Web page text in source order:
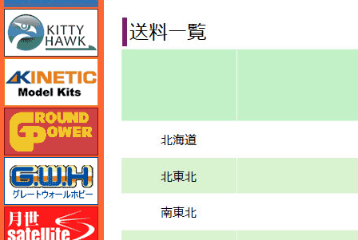
キティホーク
月世 サテライトツールス